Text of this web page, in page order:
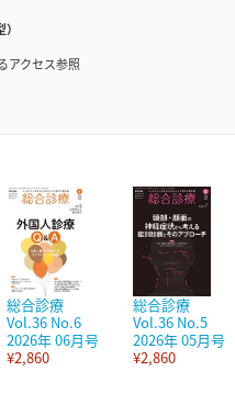
アクセス参照
総合診療
Vol.36 No.6
2026年 06月号
¥2,860
総合診療
Vol.36 No.5
2026年 05月号
¥2,860